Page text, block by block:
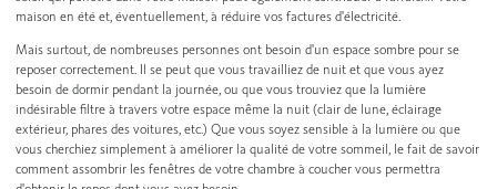
maison en été et, éventuellement, à réduire vos factures d'électricité.
Mais surtout, de nombreuses personnes ont besoin d'un espace sombre pour se
reposer correctement. Il se peut que vous travailliez de nuit et que vous ayez
besoin de dormir pendant la journée, ou que vous trouviez que la lumière
indésirable filtre à travers votre espace même la nuit (clair de lune, éclairage
extérieur, phares des voitures, etc.) Que vous soyez sensible à la lumière ou que
vous cherchiez simplement à améliorer la qualité de votre sommeil, le fait de savoir
comment assombrir les fenêtres de votre chambre à coucher vous permettra